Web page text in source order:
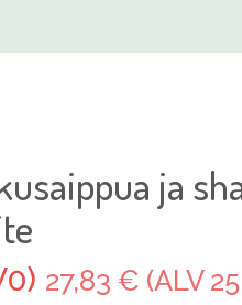
ja
27,83 € (ALV